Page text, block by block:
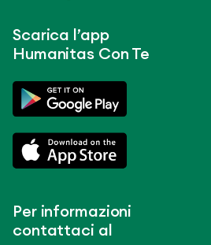
Scarica l’app
Humanitas Con Te
Per informazioni
contattaci al